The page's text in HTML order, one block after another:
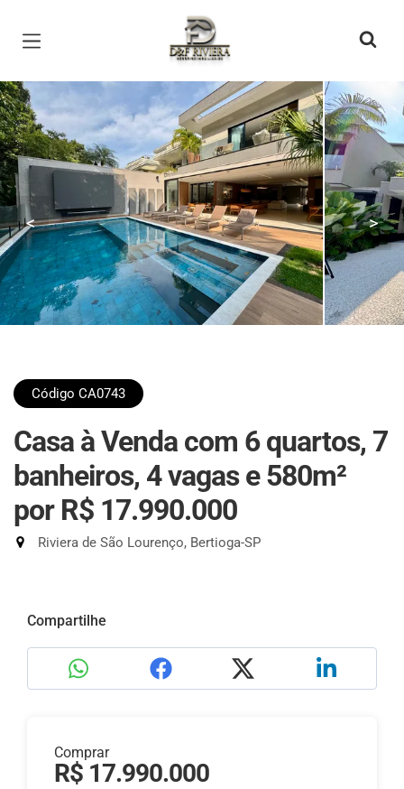
Página inicial
< >
Código CA0743
Casa à Venda com 6 quartos, 7
banheiros, 4 vagas e 580m²
por R$ 17.990.000
Riviera de São Lourenço, Bertioga-SP
Compartilhe
Comprar
R$ 17.990.000